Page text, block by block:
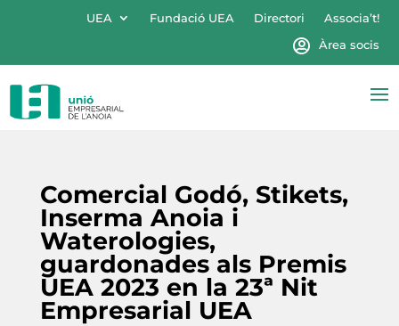
UEA Fundació UEA Directori
Associa’t!
Àrea socis
Comercial Godó, Stikets,
Inserma Anoia i
Waterologies,
guardonades als Premis
UEA 2023 en la 23ª Nit
Empresarial UEA